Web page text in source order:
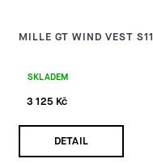
MILLE GT WIND VEST S11
SKLADEM
3 125 Kč
DETAIL